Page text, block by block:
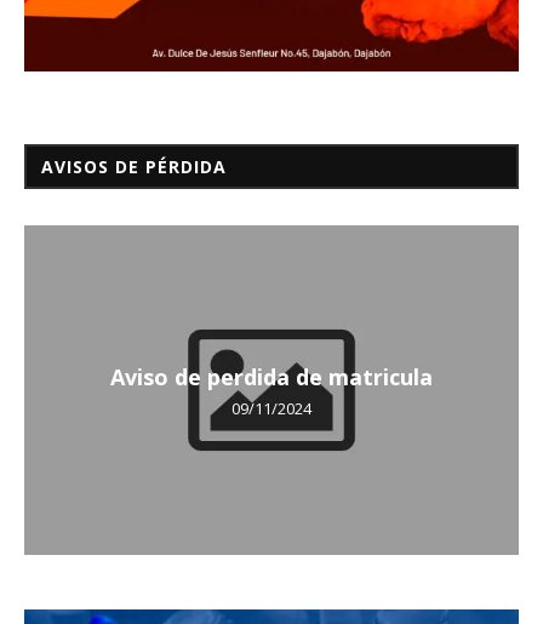
AVISOS DE PÉRDIDA
Aviso de perdida de matricula
09/11/2024